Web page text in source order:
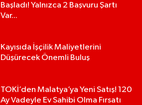
Başladı! Yalnızca 2 Başvuru Şartı
Var...
Kayısıda İşçilik Maliyetlerini
Düşürecek Önemli Buluş
TOKİ’den Malatya’ya Yeni Satış! 120
Ay Vadeyle Ev Sahibi Olma Fırsatı